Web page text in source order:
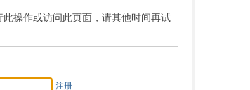
操作或访问此页面，请其他时间再试
注册